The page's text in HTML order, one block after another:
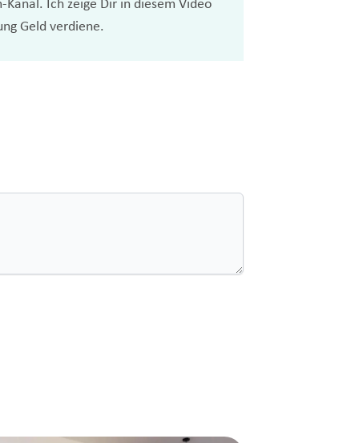
Ich zeige Dir in diesem Video
Geld verdiene.